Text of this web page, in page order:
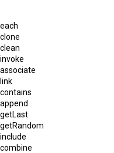
each
clone
clean
invoke
associate
link
contains
append
getLast
getRandom
include
combine